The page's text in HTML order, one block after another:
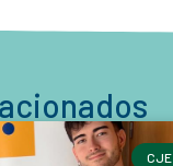
CJE